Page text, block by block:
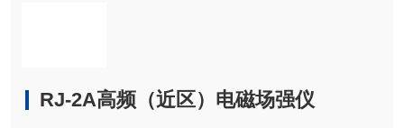
RJ-2A高频（近区）电磁场强仪